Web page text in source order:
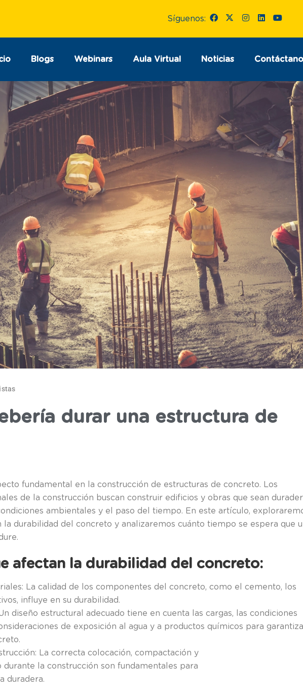
Síguenos:
Blogs Webinars Aula Virtual Noticias
durar una estructura de
fundamental en la construcción de estructuras de concreto. Los
de la construcción buscan construir edificios y obras que sean
ambientales y el paso del tiempo. En este artículo,
la durabilidad del concreto y analizaremos cuánto tiempo se espera que
afectan la durabilidad del concreto:
La calidad de los componentes del concreto, como el cemento, los
influye en su durabilidad.
diseño estructural adecuado tiene en cuenta las cargas, las condiciones
de exposición al agua y a productos químicos para
La correcta colocación, compactación y
la construcción son fundamentales para
duradera.